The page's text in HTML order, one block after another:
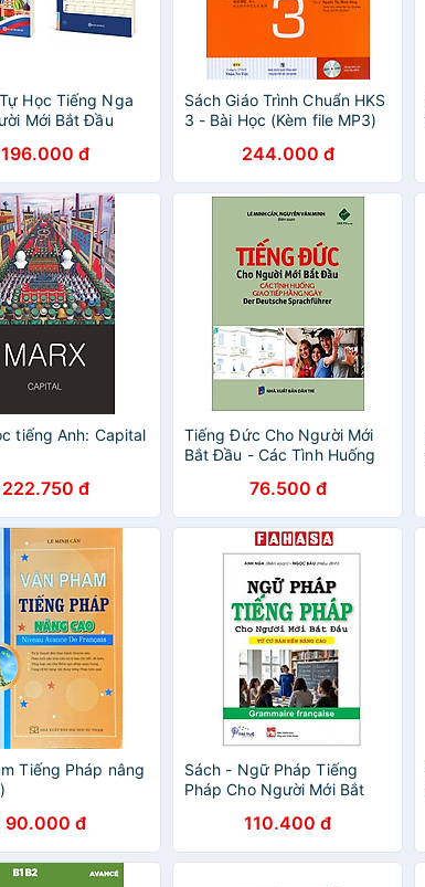
Học Tiếng Nga
Mới Bắt Đầu
196.000 đ
Sách Giáo Trình Chuẩn HKS
3 - Bài Học (Kèm file MP3)
244.000 đ
tiếng Anh: Capital
222.750 đ
Tiếng Đức Cho Người Mới
Bắt Đầu - Các Tình Huống
Bản 2024)76.500 đ
Tiếng Pháp nâng
90.000 đ
Sách - Ngữ Pháp Tiếng
Pháp Cho Người Mới Bắt
110.400 đ